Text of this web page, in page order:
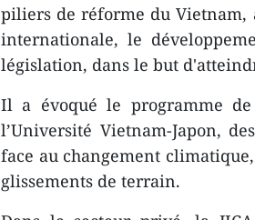
piliers de réforme du Vietnam,
internationale, le
législation, dans le but
Il a évoqué le programme
l’Université Vietnam-Japon,
face au changement
glissements de terrain.